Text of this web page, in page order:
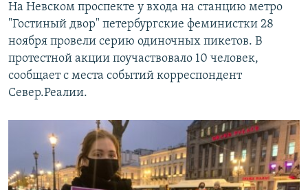
На Невском проспекте у входа на станцию метро
"Гостиный двор" петербургские феминистки 28
ноября провели серию одиночных пикетов. В
протестной акции поучаствовало 10 человек,
сообщает с места событий корреспондент
Север.Реалии.